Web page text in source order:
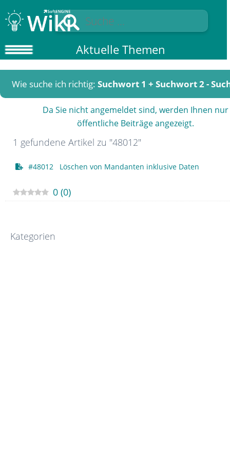
Aktuelle Themen
Wie suche ich richtig: Suchwort 1 + Suchwort 2 -
Da Sie nicht angemeldet sind, werden Ihnen nur
öffentliche Beiträge angezeigt.
1 gefundene Artikel zu "48012"
#48012 Löschen von Mandanten inklusive Daten
0 (0)
Kategorien